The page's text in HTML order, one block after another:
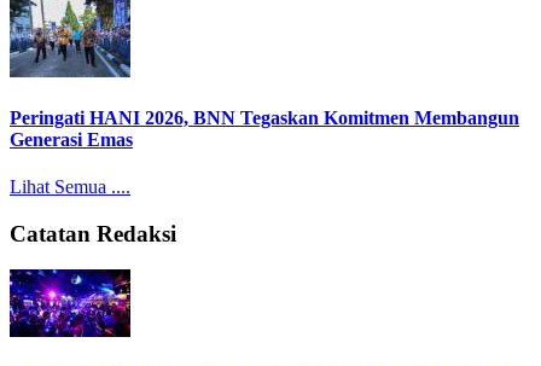
Peringati HANI 2026, BNN Tegaskan Komitmen Membangun
Generasi Emas
Lihat Semua ....
Catatan Redaksi